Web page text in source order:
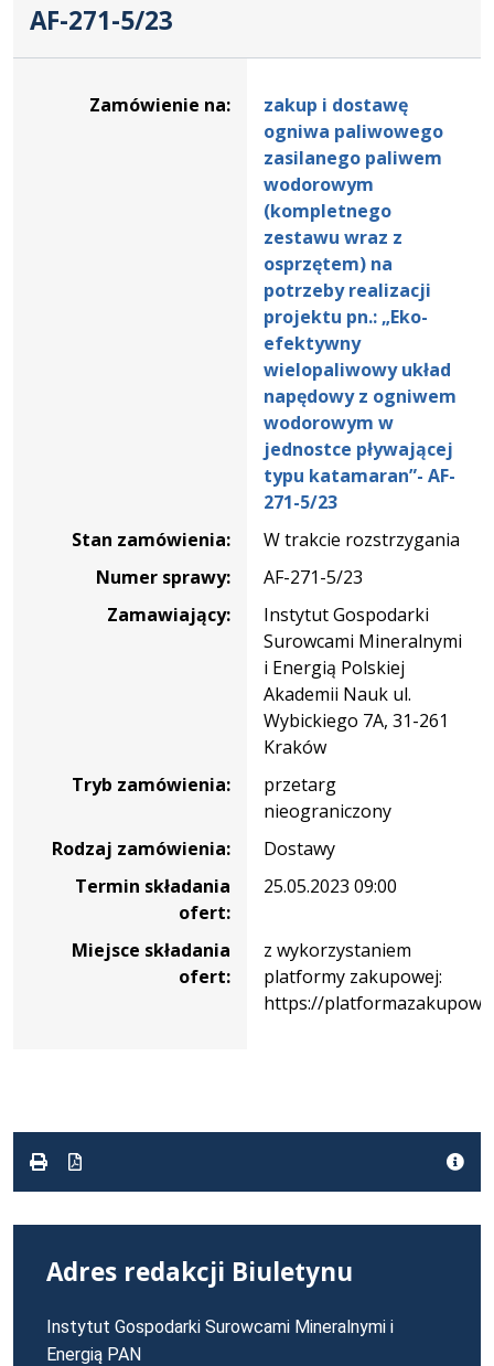
AF-271-5/23
zamówienia
realizacji
ogniwem
pływającej
katamaran”-
Zamówienie na:
zakup i dostawę
ogniwa paliwowego
zasilanego paliwem
wodorowym
(kompletnego
zestawu wraz z
osprzętem) na
potrzeby realizacji
projektu pn.: „Eko-
efektywny
wielopaliwowy układ
napędowy z ogniwem
wodorowym w
jednostce pływającej
typu katamaran”- AF-
271-5/23
Stan zamówienia:
W trakcie rozstrzygania
Numer sprawy:
AF-271-5/23
Zamawiający:
Instytut Gospodarki
Surowcami Mineralnymi
i Energią Polskiej
Akademii Nauk ul.
Wybickiego 7A, 31-261
Kraków
Tryb zamówienia:
przetarg
nieograniczony
Rodzaj zamówienia:
Dostawy
Termin składania
ofert:
25.05.2023 09:00
Miejsce składania
ofert:
z wykorzystaniem
platformy zakupowej:
https://
Adres redakcji Biuletynu
Instytut Gospodarki Surowcami Mineralnymi i
Energią PAN